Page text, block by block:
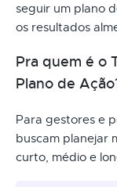
seguir um plano
os resultados
Pra quem é o
Plano de
Para gestores e
buscam planejar
curto, médio e